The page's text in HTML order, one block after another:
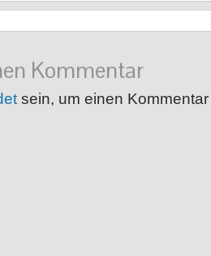
Kommentar
sein, um einen